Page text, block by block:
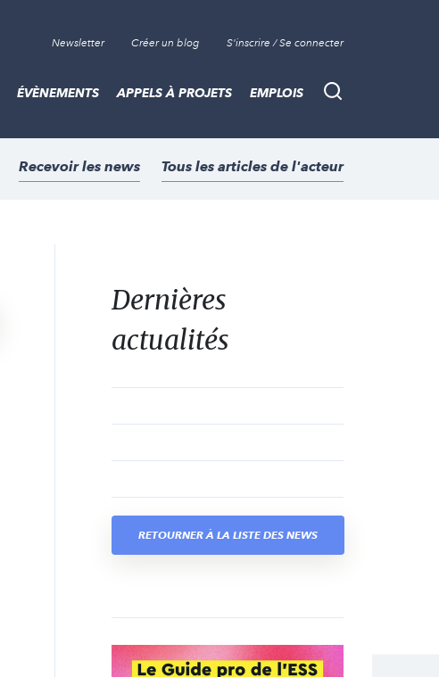
Newsletter Créer un blog S'inscrire / Se connecter
Recherche
ÉVÈNEMENTS APPELS À PROJETS EMPLOIS
Recevoir les news Tous les articles de l'acteur
Dernières
actualités
RETOURNER À LA LISTE DES NEWS